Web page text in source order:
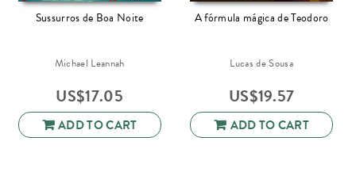
Sussurros de Boa Noite
Michael Leannah
US$17.05
ADD TO CART
A fórmula mágica de Teodoro
Lucas de Sousa
US$19.57
ADD TO CART